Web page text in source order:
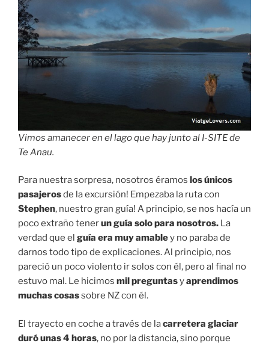
Vimos amanecer en el lago que hay junto al I-SITE de
Te Anau.
Para nuestra sorpresa, nosotros éramos los únicos
pasajerosde la excursión! Empezaba la ruta con
Stephen, nuestro gran guía! A principio, se nos hacía un
poco extraño tenerun guía solo para nosotros. La
verdad que el guía era muy amabley no paraba de
darnos todo tipo de explicaciones. Al principio, nos
pareció un poco violento ir solos con él, pero al final no
estuvo mal. Le hicimos mil preguntasyaprendimos
muchas cosassobre NZ con él.
El trayecto en coche a través de lacarretera glaciar
duró unas 4 horas, no por la distancia, sino porque